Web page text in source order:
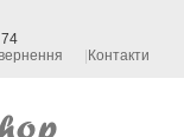
Контакти